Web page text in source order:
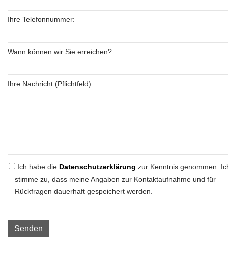
Ihre Telefonnummer:
Wann können wir Sie erreichen?
Ihre Nachricht (Pflichtfeld):
Ich habe die Datenschutzerklärung zur Kenntnis genommen.
stimme zu, dass meine Angaben zur Kontaktaufnahme und für
Rückfragen dauerhaft gespeichert werden.